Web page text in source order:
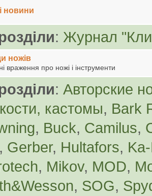
новини
: Журнал
ножів
враження про ножі і інструменти
: Авторские
кастомы, Bark
, Buck, Camilus,
, Gerber, Hultafors,
, Mikov, MOD,
, SOG,